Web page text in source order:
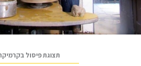
תצוגת פיסול